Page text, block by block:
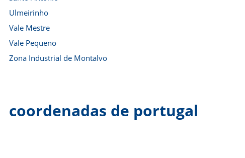
Ulmeirinho
Vale Mestre
Vale Pequeno
Zona Industrial de Montalvo
coordenadas de portugal